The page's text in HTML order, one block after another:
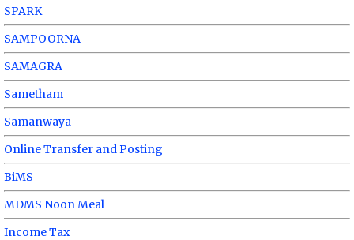
SPARK
SAMPOORNA
SAMAGRA
Sametham
Samanwaya
Online Transfer and Posting
BiMS
MDMS Noon Meal
Income Tax